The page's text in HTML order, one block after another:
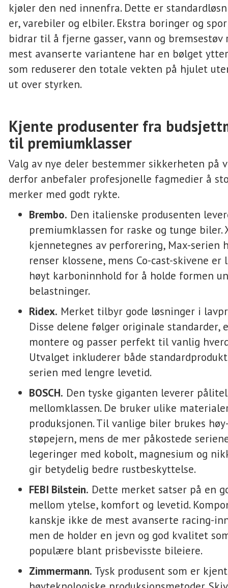
kjøler den ned innenfra. Dette er
er, varebiler og elbiler. Ekstra boringer og
bidrar til å fjerne gasser, vann og bremsestøv
mest avanserte variantene har en bølget
som reduserer den totale vekten på hjulet
ut over styrken.
Kjente produsenter fra
til premiumklasser
Valg av nye deler bestemmer sikkerheten på
derfor anbefaler profesjonelle fagmedier å
merker med godt rykte.
Brembo. Den italienske produsenten
premiumklassen for raske og tunge biler.
kjennetegnes av perforering, Max-serien
renser klossene, mens Co-cast-skivene er
høyt karboninnhold for å holde formen
belastninger.
Ridex. Merket tilbyr gode løsninger i
Disse delene følger originale standarder,
montere og passer perfekt til vanlig
Utvalget inkluderer både
serien med lengre levetid.
BOSCH. Den tyske giganten leverer
mellomklassen. De bruker ulike
produksjonen. Til vanlige biler brukes
støpejern, mens de mer påkostede
legeringer med kobolt, magnesium og
gir betydelig bedre rustbeskyttelse.
FEBI Bilstein. Dette merket satser på en
mellom ytelse, komfort og levetid.
kanskje ikke de mest avanserte racing-
men de holder en jevn og god kvalitet
populære blant prisbevisste bileiere.
Zimmermann. Tysk produsent som er